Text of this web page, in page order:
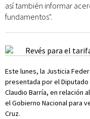
así también informar
fundamentos".
Este lunes, la Justicia
presentada por el
Claudio Barría, en relación
el Gobierno Nacional para
Cruz.